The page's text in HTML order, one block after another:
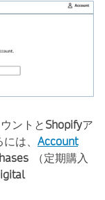
ントとShopifyア
は、 Account
（定期購入